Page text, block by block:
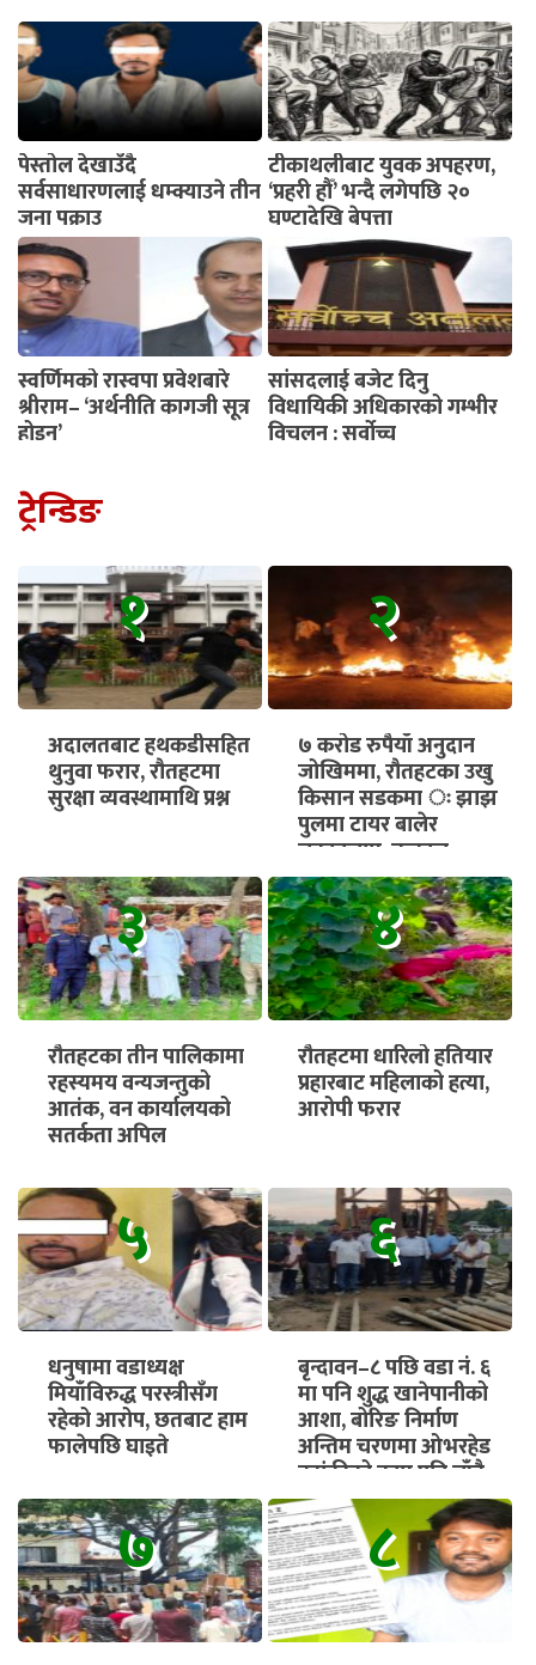
पेस्तोल देखाउँदै
सर्वसाधारणलाई धम्क्याउने तीन
जना पक्राउ
टीकाथलीबाट युवक अपहरण,
‘प्रहरी हौँ’ भन्दै लगेपछि २०
घण्टादेखि बेपत्ता
स्वर्णिमको रास्वपा प्रवेशबारे
श्रीराम– ‘अर्थनीति कागजी सूत्र
होइन’
सांसदलाई बजेट दिनु
विधायिकी अधिकारको गम्भीर
विचलन : सर्वोच्च
ट्रेन्डिङ
१
अदालतबाट हथकडीसहित
थुनुवा फरार, रौतहटमा
सुरक्षा व्यवस्थामाथि प्रश्न
२
७ करोड रुपैयाँ अनुदान
जोखिममा, रौतहटका उखु
किसान सडकमा ः झाझ
पुलमा टायर बालेर
चक्काजाम, तत्काल
भुक्तानी सुनिश्चित गर्न माग
३
रौतहटका तीन पालिकामा
रहस्यमय वन्यजन्तुको
आतंक, वन कार्यालयको
सतर्कता अपिल
४
रौतहटमा धारिलो हतियार
प्रहारबाट महिलाको हत्या,
आरोपी फरार
५
धनुषामा वडाध्यक्ष
मियाँविरुद्ध परस्त्रीसँग
रहेको आरोप, छतबाट हाम
फालेपछि घाइते
६
बृन्दावन–८ पछि वडा नं. ६
मा पनि शुद्ध खानेपानीको
आशा, बोरिङ निर्माण
अन्तिम चरणमा ओभरहेड
ट्यांकीको काम पनि चाँडै
सुरु हुने
७ ८